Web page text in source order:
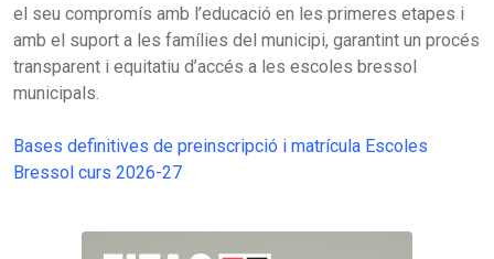
el seu compromís amb l’educació en les primeres etapes i
amb el suport a les famílies del municipi, garantint un procés
transparent i equitatiu d’accés a les escoles bressol
municipals.
Bases definitives de preinscripció i matrícula Escoles
Bressol curs 2026-27